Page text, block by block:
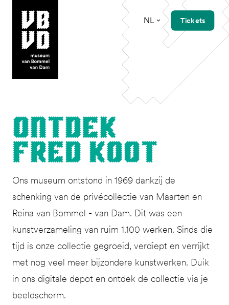
museum van Bommel van Dam
NL Tickets
Ont­dek
Fred Koot
Ons museum ontstond in 1969 dankzij de
schenking van de privécollectie van Maarten en
Reina van Bommel - van Dam. Dit was een
kunstverzameling van ruim 1.100 werken. Sinds die
tijd is onze collectie gegroeid, verdiept en verrijkt
met nog veel meer bijzondere kunstwerken. Duik
in ons digitale depot en ontdek de collectie via je
beeldscherm.